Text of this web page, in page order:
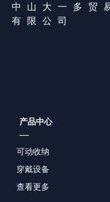
产品中心
—
可动收纳
穿戴设备
查看更多
中山大一多贸
有限公司